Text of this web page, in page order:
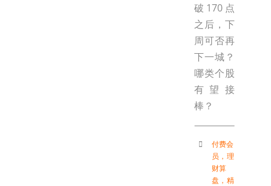
破170点
之后，下
周可否再
下一城？
哪类个股
有望接
棒？
付费会
员 ， 理
财算
盘 ， 精